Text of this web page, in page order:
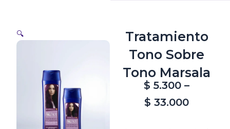
🔍
Tratamiento
Tono Sobre
Tono Marsala
$ 5.300 –
$ 33.000
Price
range: